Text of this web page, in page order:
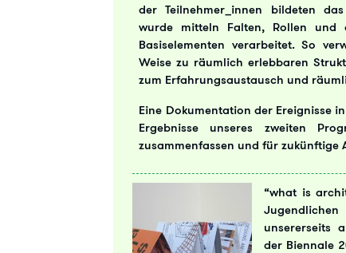
der Teilnehmer_innen bildeten
wurde mitteln Falten, Rollen und
Basiselementen verarbeitet. So
Weise zu räumlich erlebbaren
zum Erfahrungsaustausch und
Eine Dokumentation der Ereignisse
Ergebnisse unseres zweiten
zusammenfassen und für
“what is
unsererseits
der Biennale